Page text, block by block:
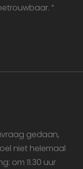
”
gedaan,
niet helemaal
om 11.30 uur
De
/
Vervaldatum